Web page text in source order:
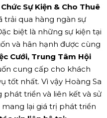
Sự Kiện & Cho Thuê
trải qua hàng ngàn sự
biệt là những sự kiện tại
và hân hạnh được cùng
Cưới, Trung Tâm Hội
cung cấp cho khách
tốt nhất. Vì vậy Hoàng Sa
phát triển và liên kết và sử
lại giá trị phát triển